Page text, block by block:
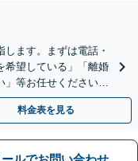
します。まずは電話・
希望している」「離婚
」等お任せください。
料金表を見る